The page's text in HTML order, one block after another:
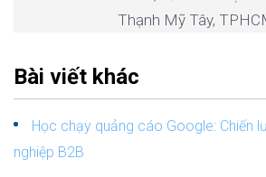
Thạnh Mỹ Tây,
Bài viết khác
Học chạy quảng cáo Google: Chiến
nghiệp B2B